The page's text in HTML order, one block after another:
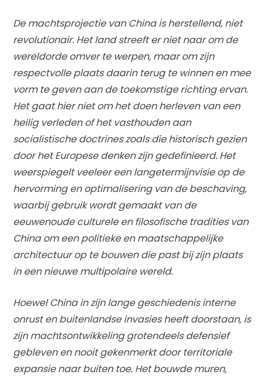
De machtsprojectie van China is herstellend, niet
revolutionair. Het land streeft er niet naar om de
wereldorde omver te werpen, maar om zijn
respectvolle plaats daarin terug te winnen en mee
vorm te geven aan de toekomstige richting ervan.
Het gaat hier niet om het doen herleven van een
heilig verleden of het vasthouden aan
socialistische doctrines zoals die historisch gezien
door het Europese denken zijn gedefinieerd. Het
weerspiegelt veeleer een langetermijnvisie op de
hervorming en optimalisering van de beschaving,
waarbij gebruik wordt gemaakt van de
eeuwenoude culturele en filosofische tradities van
China om een politieke en maatschappelijke
architectuur op te bouwen die past bij zijn plaats
in een nieuwe multipolaire wereld.
Hoewel China in zijn lange geschiedenis interne
onrust en buitenlandse invasies heeft doorstaan, is
zijn machtsontwikkeling grotendeels defensief
gebleven en nooit gekenmerkt door territoriale
expansie naar buiten toe. Het bouwde muren,